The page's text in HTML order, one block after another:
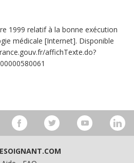
1999 relatif à la bonne exécution
médicale [Internet]. Disponible
affichTexte.do?